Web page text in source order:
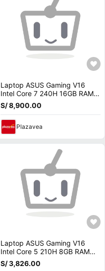
Laptop ASUS Gaming V16
Intel Core 7 240H 16GB RAM
512GB SSD RTX 5060 16 W11
V3607VM-ES74
S/ 8,900.00
Plazavea
Laptop ASUS Gaming V16
Intel Core 5 210H 8GB RAM
512GB RTX 3050 6GB 16
WUXGA V3607VJ-RP067W
S/ 3,826.00